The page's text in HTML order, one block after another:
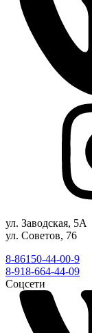
ул. Заводская, 5А
ул. Советов, 76
8-86150-44-00-9
8-918-664-44-09
Соцсети